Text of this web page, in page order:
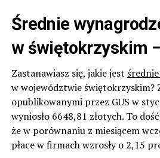
Średnie
w świętokrzyskim
Zastanawiasz się, jakie jest
w województwie świętokrzyskim?
opublikowanymi przez GUS w
wyniosło 6648,81 złotych. To
że w porównaniu z miesiącem
płace w firmach wzrosły o 2,15